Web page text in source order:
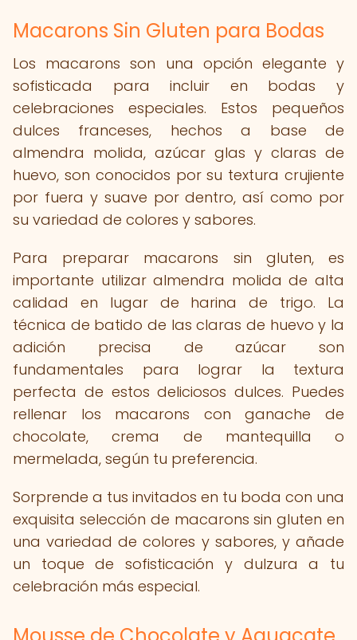
Macarons Sin Gluten para Bodas
Los macarons son una opción elegante y
sofisticada para incluir en bodas y
celebraciones especiales. Estos pequeños
dulces franceses, hechos a base de
almendra molida, azúcar glas y claras de
huevo, son conocidos por su textura crujiente
por fuera y suave por dentro, así como por
su variedad de colores y sabores.
Para preparar macarons sin gluten, es
importante utilizar almendra molida de alta
calidad en lugar de harina de trigo. La
técnica de batido de las claras de huevo y la
adición precisa de azúcar son
fundamentales para lograr la textura
perfecta de estos deliciosos dulces. Puedes
rellenar los macarons con ganache de
chocolate, crema de mantequilla o
mermelada, según tu preferencia.
Sorprende a tus invitados en tu boda con una
exquisita selección de macarons sin gluten en
una variedad de colores y sabores, y añade
un toque de sofisticación y dulzura a tu
celebración más especial.